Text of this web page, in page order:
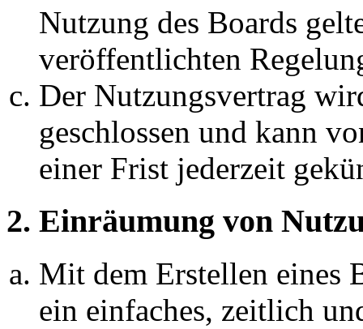
Nutzung des Boards
veröffentlichten
Der Nutzungsvertrag
geschlossen und kann
einer Frist jederzeit
2. Einräumung von
Mit dem Erstellen eines
ein einfaches, zeitlich